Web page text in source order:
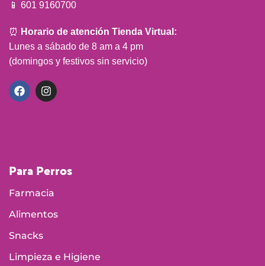
📱 601 9160700
⏰ Horario de atención Tienda Virtual:
Lunes a sábado de 8 am a 4 pm
(domingos y festivos sin servicio)
Para Perros
Farmacia
Alimentos
Snacks
Limpieza e Higiene